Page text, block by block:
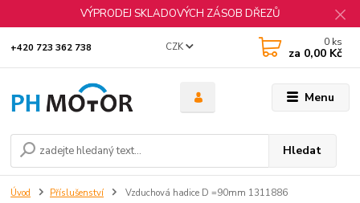
VÝPRODEJ SKLADOVÝCH ZÁSOB DŘEZŮ
Menu
CZK
Hledat
+420 723 362 738 0 ks
za 0,00 Kč
Úvod Příslušenství Vzduchová hadice D =90mm 1311886